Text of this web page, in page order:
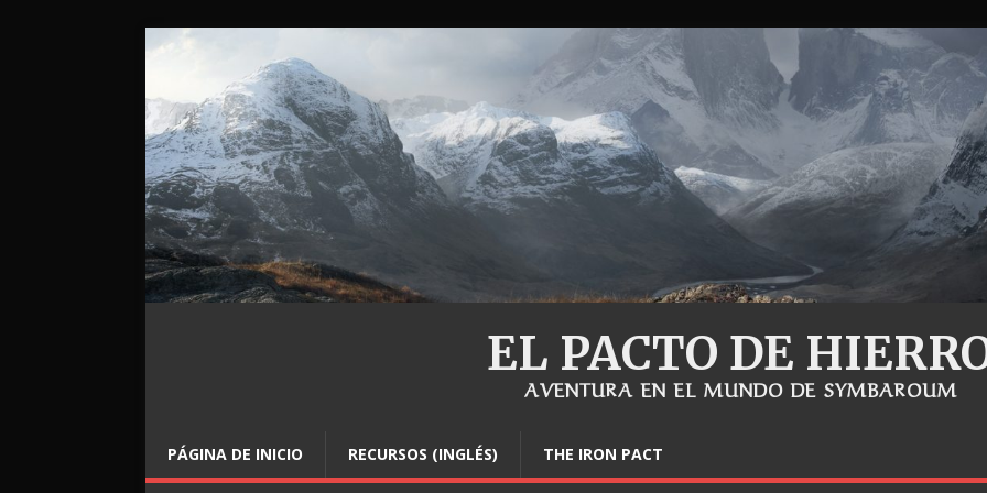
EL PACTO DE
AVENTURA EN EL MUNDO DE SYMBAROUM
PÁGINA DE INICIO RECURSOS (INGLÉS) THE IRON PACT